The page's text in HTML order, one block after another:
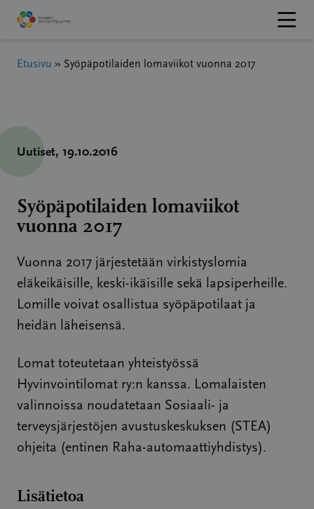
Hyppää
sisältöön
Etusivu » Syöpäpotilaiden lomaviikot vuonna 2017
Uutiset, 19.10.2016
Syöpäpotilaiden lomaviikot
vuonna 2017
Vuonna 2017 järjestetään virkistyslomia
eläkeikäisille, keski-ikäisille sekä lapsiperheille.
Lomille voivat osallistua syöpäpotilaat ja
heidän läheisensä.
Lomat toteutetaan yhteistyössä
Hyvinvointilomat ry:n kanssa. Lomalaisten
valinnoissa noudatetaan Sosiaali- ja
terveysjärjestöjen avustuskeskuksen (STEA)
ohjeita (entinen Raha-automaattiyhdistys).
Lisätietoa